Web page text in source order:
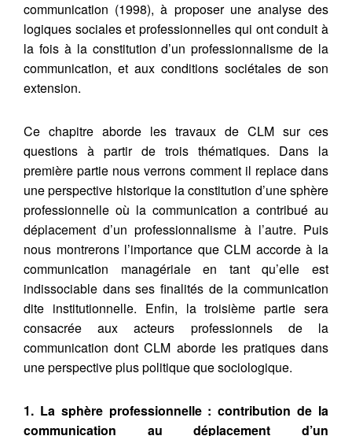
communication (1998), à proposer une analyse des
logiques sociales et professionnelles qui ont conduit à
la fois à la constitution d’un professionnalisme de la
communication, et aux conditions sociétales de son
extension.
Ce chapitre aborde les travaux de CLM sur ces
questions à partir de trois thématiques. Dans la
première partie nous verrons comment il replace dans
une perspective historique la constitution d’une sphère
professionnelle où la communication a contribué au
déplacement d’un professionnalisme à l’autre. Puis
nous montrerons l’importance que CLM accorde à la
communication managériale en tant qu’elle est
indissociable dans ses finalités de la communication
dite institutionnelle. Enfin, la troisième partie sera
consacrée aux acteurs professionnels de la
communication dont CLM aborde les pratiques dans
une perspective plus politique que sociologique.
1. La sphère professionnelle : contribution de la
communication au déplacement d’un
comprendre et discuter, (varia n°1).
https://doi.org/10.34745/numerev_1415
Récupération de l'adresse e-mail